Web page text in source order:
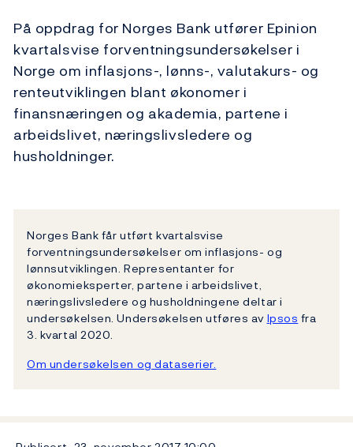
På oppdrag for Norges Bank utfører Epinion
kvartalsvise forventningsundersøkelser i
Norge om inflasjons-, lønns-, valutakurs- og
renteutviklingen blant økonomer i
finansnæringen og akademia, partene i
arbeidslivet, næringslivsledere og
husholdninger.
Norges Bank får utført kvartalsvise
forventningsundersøkelser om inflasjons- og
lønnsutviklingen. Representanter for
økonomieksperter, partene i arbeidslivet,
næringslivsledere og husholdningene deltar i
undersøkelsen. Undersøkelsen utføres avIpsos fra
3. kvartal 2020.
Om undersøkelsen og dataserier.